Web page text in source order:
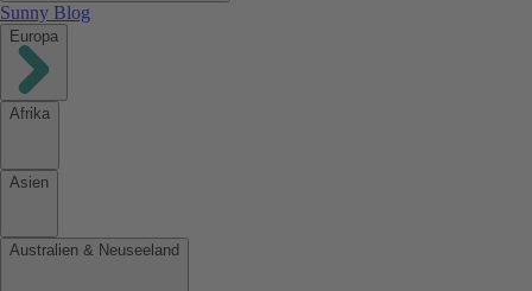
Sunny Blog
Europa
Afrika
Asien
Australien & Neuseeland